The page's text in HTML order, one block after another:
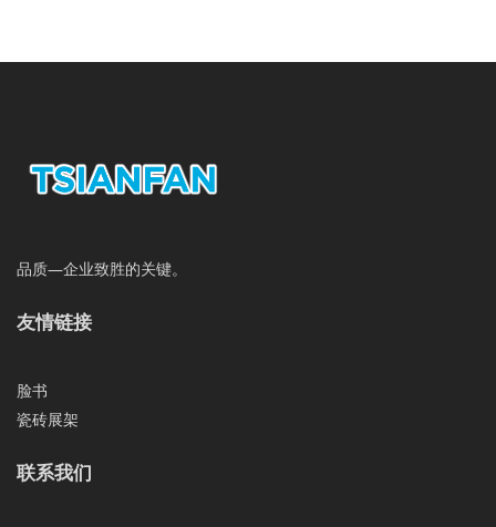
品质—企业致胜的关键。
友情链接
脸书
瓷砖展架
联系我们